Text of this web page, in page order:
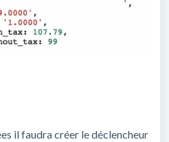
il faudra créer le déclencheur